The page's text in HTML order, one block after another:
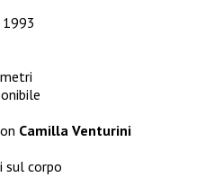
Camilla Venturini
sul corpo